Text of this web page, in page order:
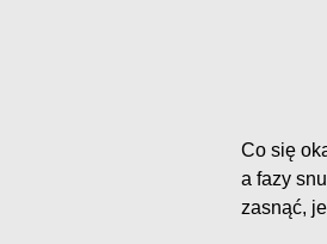
Co się
a fazy
zasnąć,